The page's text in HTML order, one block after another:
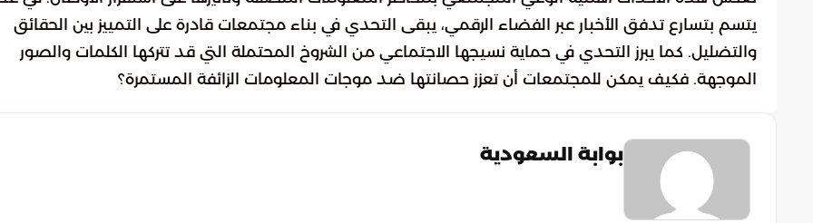
يتسم بتسارع تدفق الأخبار عبر الفضاء الرقمي، يبقى التحدي في بناء مجتمعات قادرة على التمييز بين الحقائق
والتضليل. كما يبرز التحدي في حماية نسيجها الاجتماعي من الشروخ المحتملة التي قد تتركها الكلمات والصور
الموجهة. فكيف يمكن للمجتمعات أن تعزز حصانتها ضد موجات المعلومات الزائفة المستمرة؟
بوابة السعودية